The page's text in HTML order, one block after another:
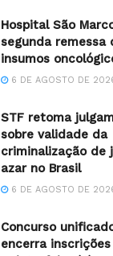
Hospital São
segunda remessa
insumos
6 DE AGOSTO DE
STF retoma
sobre validade da
criminalização de
azar no Brasil
6 DE AGOSTO DE
Concurso
encerra